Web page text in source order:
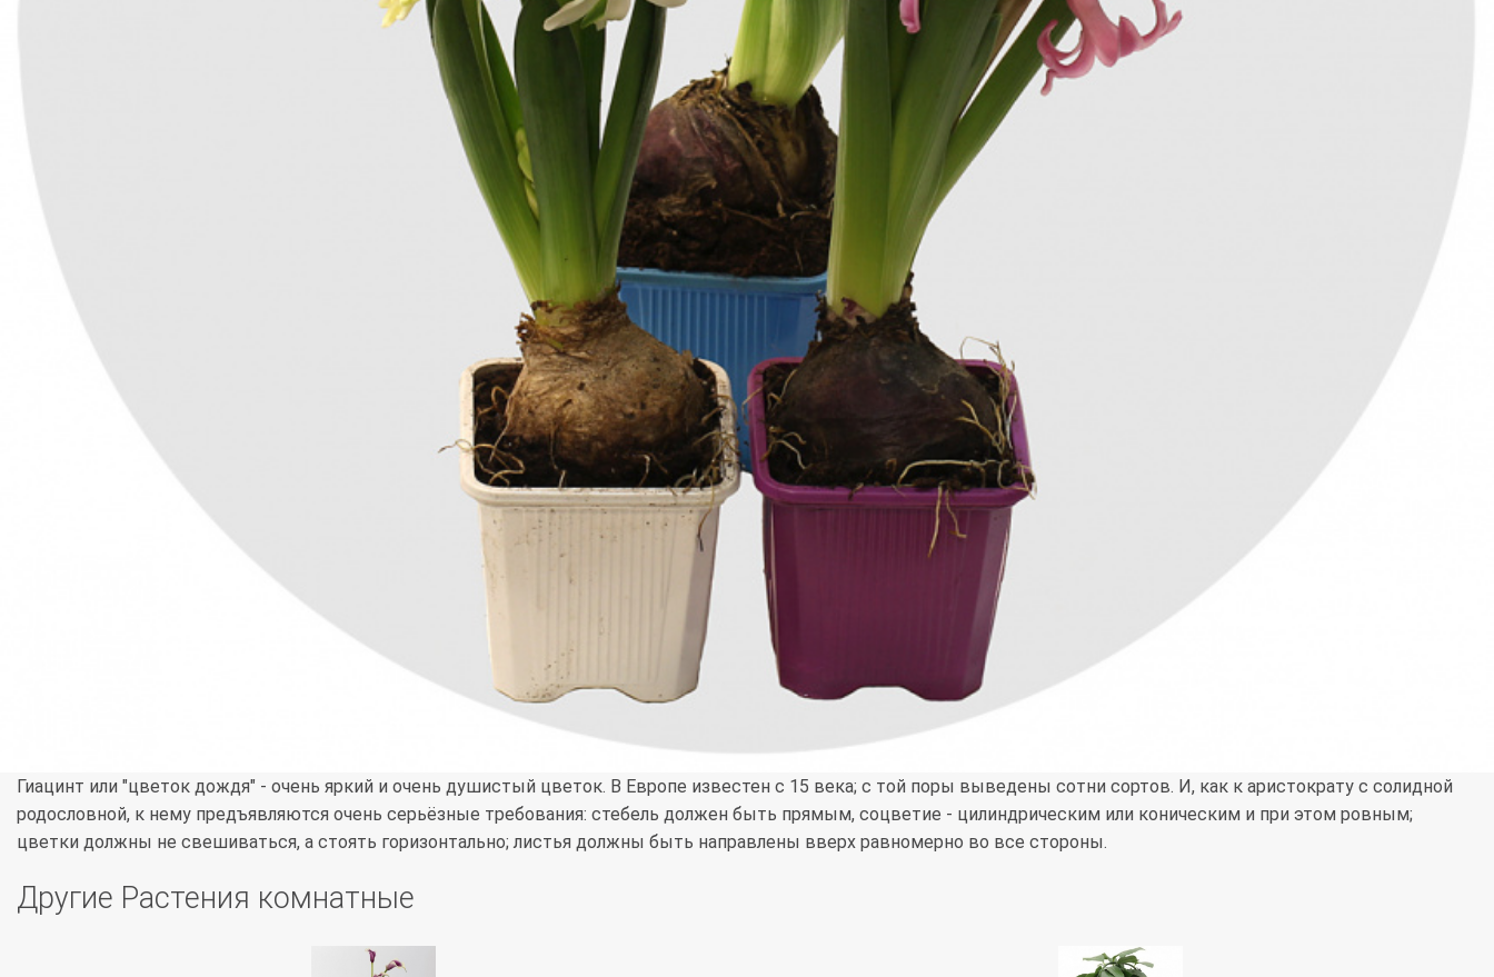
Гиацинт или "цветок дождя" - очень яркий и очень душистый цветок. В Европе известен с 15 века; с той поры выведены сотни сортов. И, как к аристократу с солидной
родословной, к нему предъявляются очень серьёзные требования: стебель должен быть прямым, соцветие - цилиндрическим или коническим и при этом ровным;
цветки должны не свешиваться, а стоять горизонтально; листья должны быть направлены вверх равномерно во все стороны.
Другие Растения комнатные